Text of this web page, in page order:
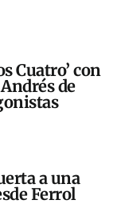
Cuatro’ con
de
a una
Ferrol